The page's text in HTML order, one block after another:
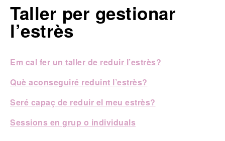
Taller per gestionar
l’estrès
Em cal fer un taller de reduir l’estrès?
Què aconseguiré reduint l’estrès?
Seré capaç de reduir el meu estrès?
Sessions en grup o individuals